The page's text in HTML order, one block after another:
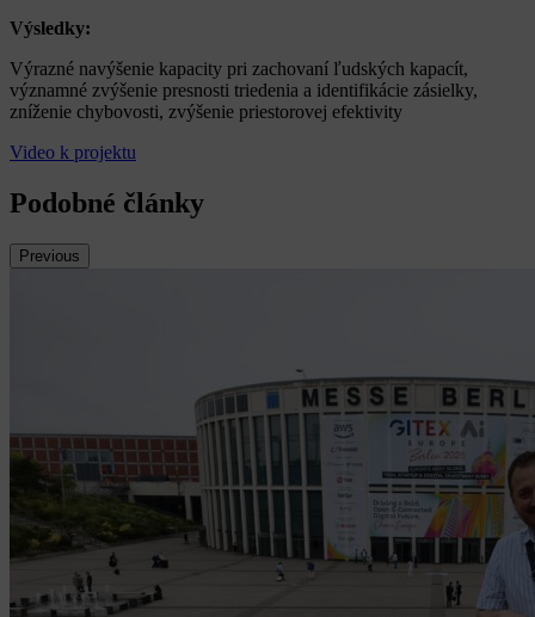
Výsledky:
Výrazné navýšenie kapacity pri zachovaní ľudských kapacít,
významné zvýšenie presnosti triedenia a identifikácie zásielky,
zníženie chybovosti, zvýšenie priestorovej efektivity
Video k projektu
Podobné články
Previous